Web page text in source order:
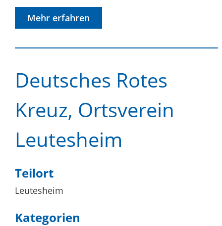
Mehr erfahren
Deutsches Rotes
Kreuz, Ortsverein
Leutesheim
Teilort
Leutesheim
Kategorien